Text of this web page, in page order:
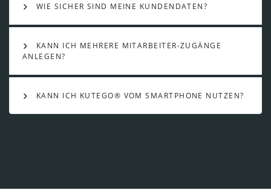
WIE SICHER SIND MEINE KUNDENDATEN?
KANN ICH MEHRERE MITARBEITER-ZUGÄNGE
ANLEGEN?
KANN ICH KUTEGO® VOM SMARTPHONE NUTZEN?